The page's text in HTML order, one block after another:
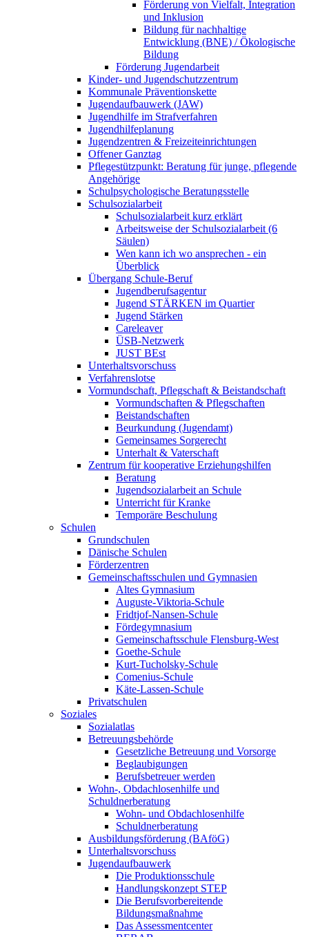
Förderung von Vielfalt, Integration
und Inklusion
Bildung für nachhaltige
Entwicklung (BNE) / Ökologische
Bildung
Förderung Jugendarbeit
Kinder- und Jugendschutzzentrum
Kommunale Präventionskette
Jugendaufbauwerk (JAW)
Jugendhilfe im Strafverfahren
Jugendhilfeplanung
Jugendzentren & Freizeiteinrichtungen
Offener Ganztag
Pflegestützpunkt: Beratung für junge, pflegende
Angehörige
Schulpsychologische Beratungsstelle
Schulsozialarbeit
Schulsozialarbeit kurz erklärt
Arbeitsweise der Schulsozialarbeit (6
Säulen)
Wen kann ich wo ansprechen - ein
Überblick
Übergang Schule-Beruf
Jugendberufsagentur
Jugend STÄRKEN im Quartier
Jugend Stärken
Careleaver
ÜSB-Netzwerk
JUST BEst
Unterhaltsvorschuss
Verfahrenslotse
Vormundschaft, Pflegschaft & Beistandschaft
Vormundschaften & Pflegschaften
Beistandschaften
Beurkundung (Jugendamt)
Gemeinsames Sorgerecht
Unterhalt & Vaterschaft
Zentrum für kooperative Erziehungshilfen
Beratung
Jugendsozialarbeit an Schule
Unterricht für Kranke
Temporäre Beschulung
Schulen
Grundschulen
Dänische Schulen
Förderzentren
Gemeinschaftsschulen und Gymnasien
Altes Gymnasium
Auguste-Viktoria-Schule
Fridtjof-Nansen-Schule
Fördegymnasium
Gemeinschaftsschule Flensburg-West
Goethe-Schule
Kurt-Tucholsky-Schule
Comenius-Schule
Käte-Lassen-Schule
Privatschulen
Soziales
Sozialatlas
Betreuungsbehörde
Gesetzliche Betreuung und Vorsorge
Beglaubigungen
Berufsbetreuer werden
Wohn-, Obdachlosenhilfe und
Schuldnerberatung
Wohn- und Obdachlosenhilfe
Schuldnerberatung
Ausbildungsförderung (BAföG)
Unterhaltsvorschuss
Jugendaufbauwerk
Die Produktionsschule
Handlungskonzept STEP
Die Berufsvorbereitende
Bildungsmaßnahme
Das Assessmentcenter